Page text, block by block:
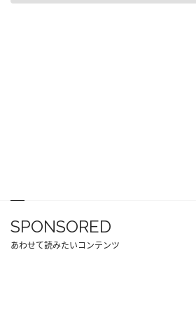
SPONSORED
あわせて読みたいコンテンツ